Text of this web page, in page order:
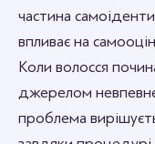
частина
впливає на
Коли волосся
джерелом
проблема